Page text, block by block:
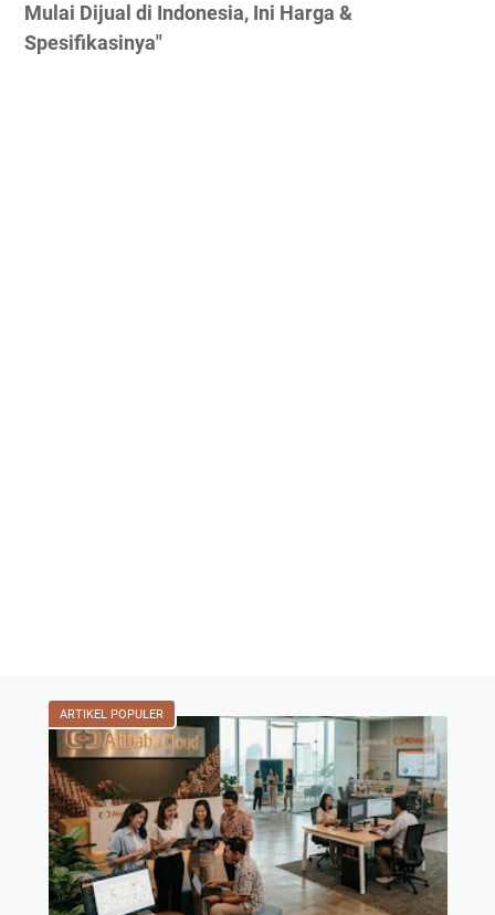
Mulai Dijual di Indonesia, Ini Harga &
Spesifikasinya"
ARTIKEL POPULER